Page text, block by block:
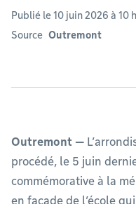
Publié le 10 juin 2026 à 10
Source Outremont
Outremont —
procédé, le 5 juin
commémorative à la
en façade de l’école